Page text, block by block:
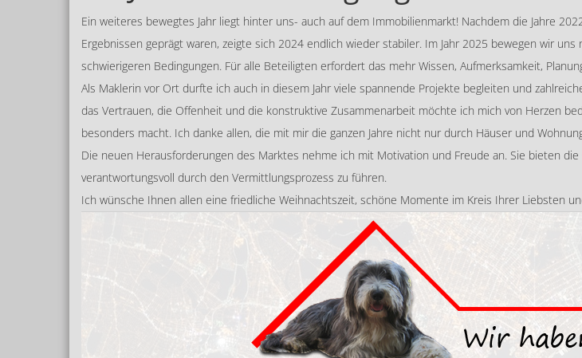
Ein weiteres bewegtes Jahr liegt hinter uns- auch auf dem Immobilienmarkt! Nachdem die Jahre
Ergebnissen geprägt waren, zeigte sich 2024 endlich wieder stabiler. Im Jahr 2025 bewegen wir
schwierigeren Bedingungen. Für alle Beteiligten erfordert das mehr Wissen, Aufmerksamkeit,
Als Maklerin vor Ort durfte ich auch in diesem Jahr viele spannende Projekte begleiten und
das Vertrauen, die Offenheit und die konstruktive Zusammenarbeit möchte ich mich von Herzen
besonders macht. Ich danke allen, die mit mir die ganzen Jahre nicht nur durch Häuser und
Die neuen Herausforderungen des Marktes nehme ich mit Motivation und Freude an. Sie bieten
verantwortungsvoll durch den Vermittlungsprozess zu führen.
Ich wünsche Ihnen allen eine friedliche Weihnachtszeit, schöne Momente im Kreis Ihrer Liebsten